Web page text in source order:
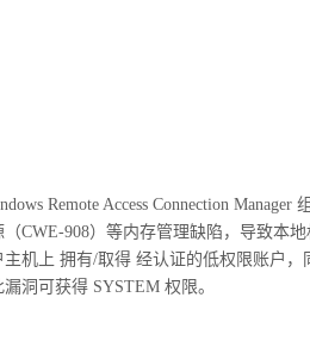
Remote Access Connection Manager
CWE-908）等内存管理缺陷，导致本地
机上 拥有/取得 经认证的低权限账户，
洞可获得 SYSTEM 权限。